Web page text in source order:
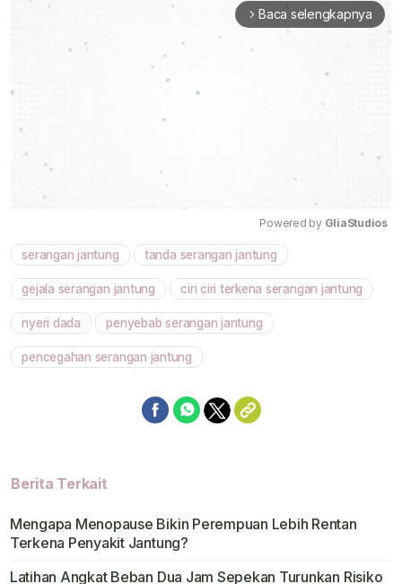
arrow_forward_ios Baca selengkapnya
Powered by GliaStudios
serangan jantung tanda serangan jantung
gejala serangan jantung ciri ciri terkena serangan jantung
nyeri dada penyebab serangan jantung
pencegahan serangan jantung
Berita Terkait
Mengapa Menopause Bikin Perempuan Lebih Rentan
Terkena Penyakit Jantung?
Latihan Angkat Beban Dua Jam Sepekan Turunkan Risiko